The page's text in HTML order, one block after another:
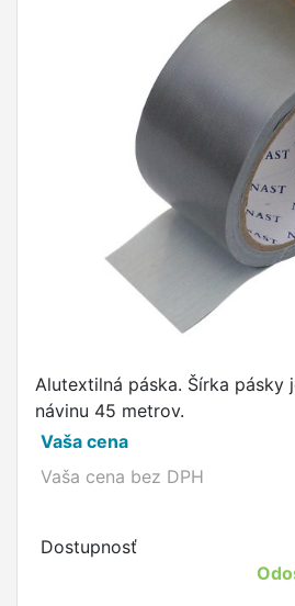
Alutextilná páska. Šírka pásky
návinu 45 metrov.
Vaša cena
Vaša cena bez DPH
Dostupnosť